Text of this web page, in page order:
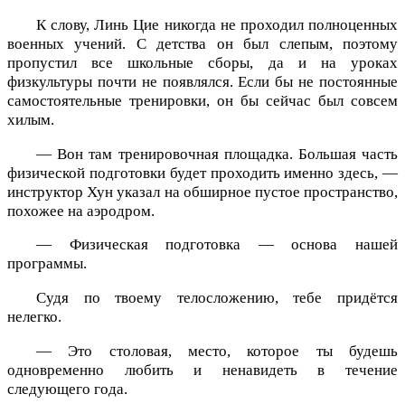
К слову, Линь Цие никогда не проходил полноценных
военных учений. С детства он был слепым, поэтому
пропустил все школьные сборы, да и на уроках
физкультуры почти не появлялся. Если бы не постоянные
самостоятельные тренировки, он бы сейчас был совсем
хилым.
— Вон там тренировочная площадка. Большая часть
физической подготовки будет проходить именно здесь, —
инструктор Хун указал на обширное пустое пространство,
похожее на аэродром.
— Физическая подготовка — основа нашей
программы.
Судя по твоему телосложению, тебе придётся
нелегко.
— Это столовая, место, которое ты будешь
одновременно любить и ненавидеть в течение
следующего года.